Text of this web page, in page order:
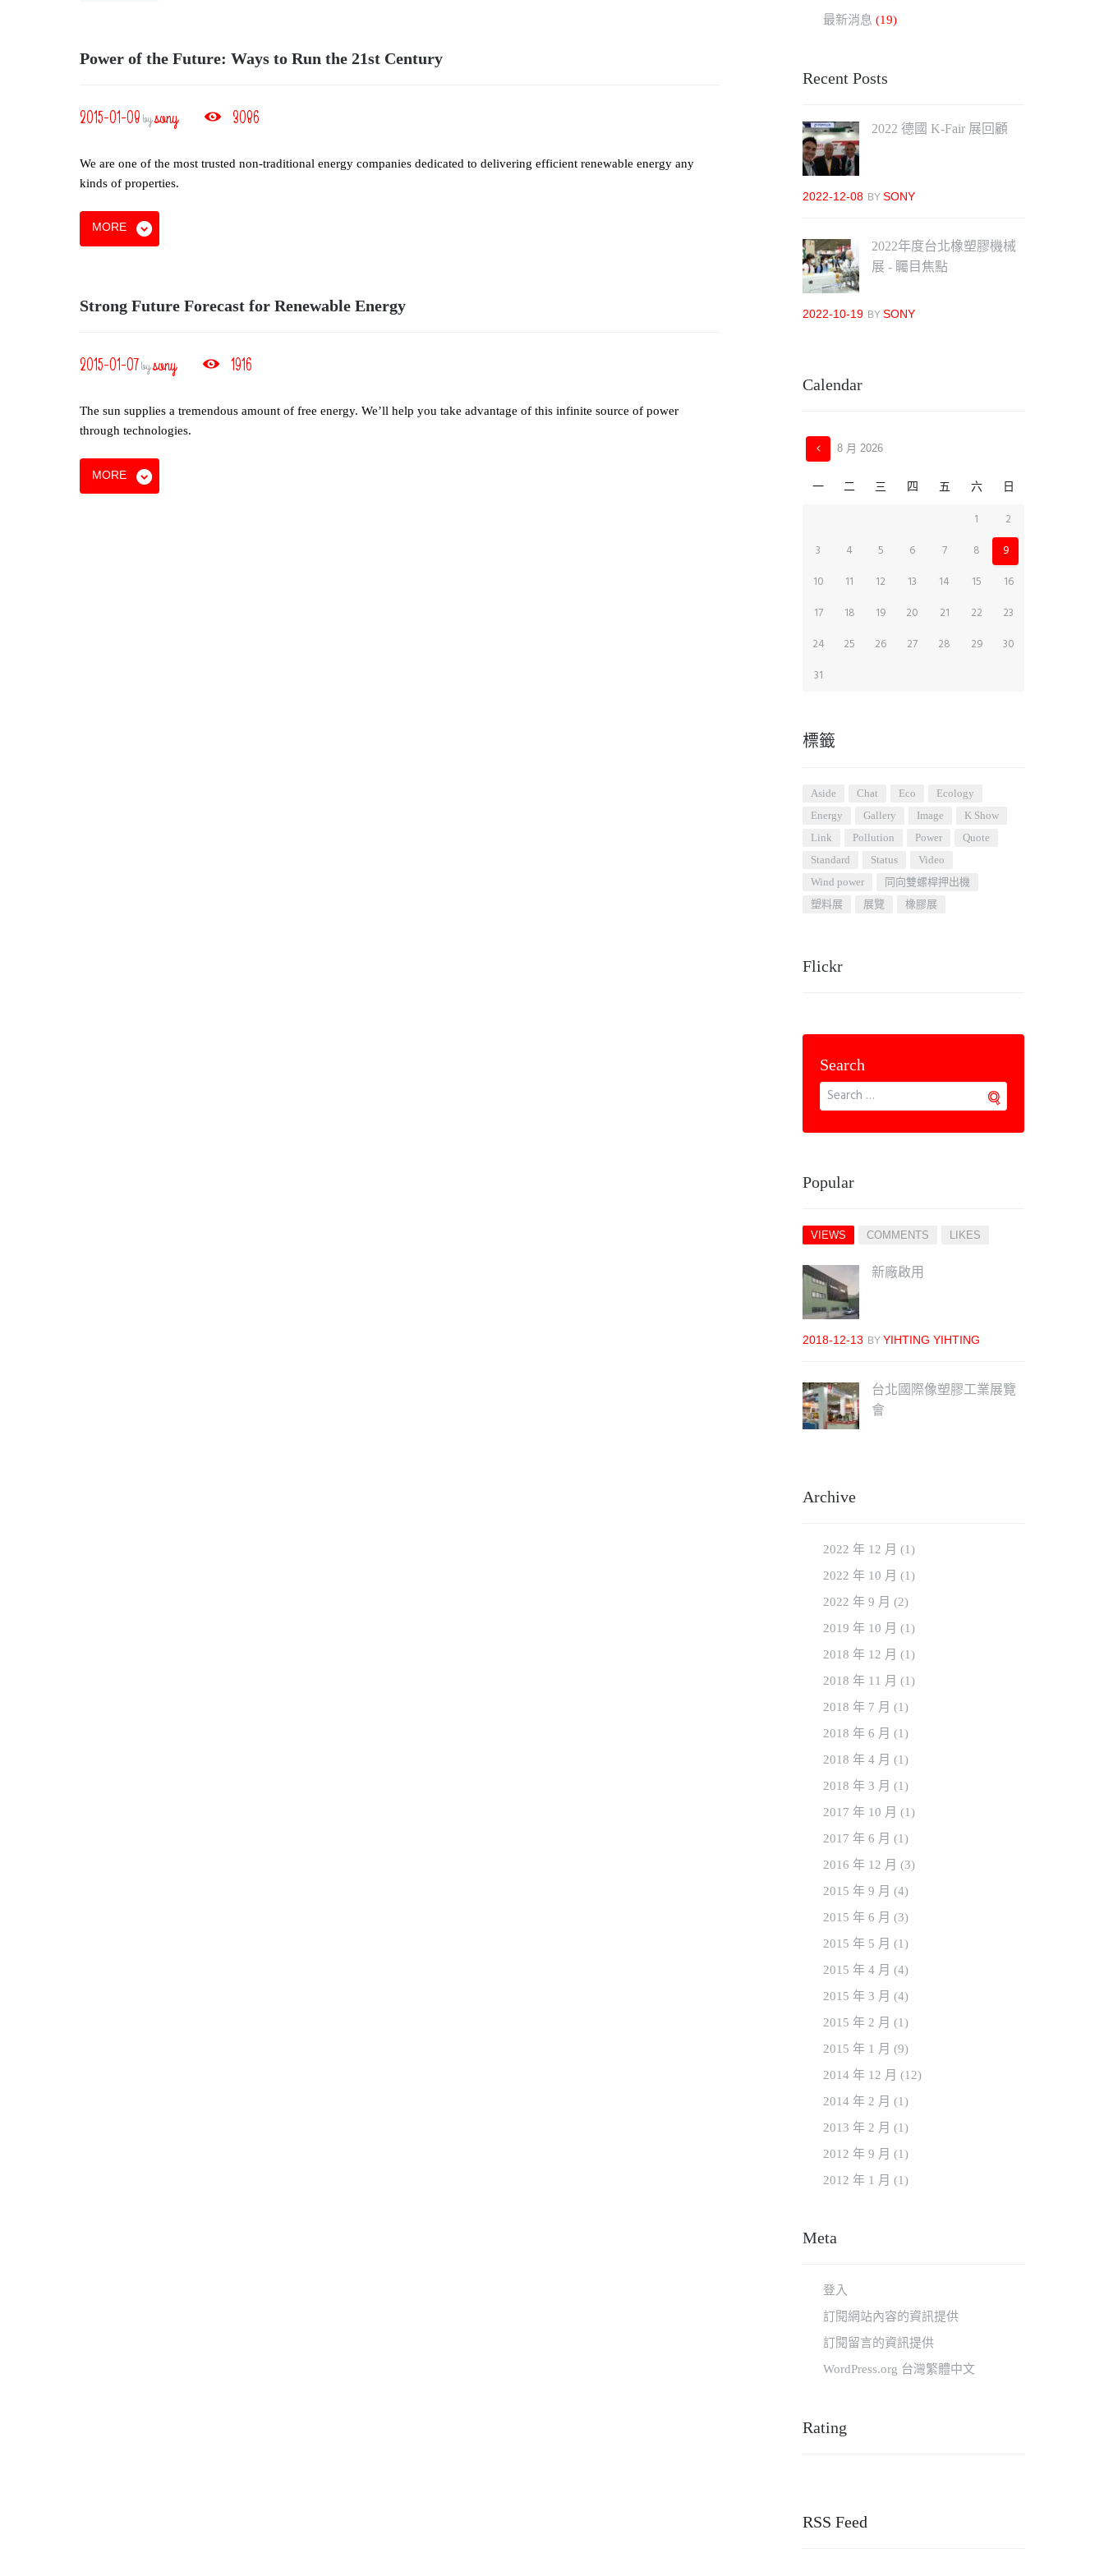
Power of the Future: Ways to Run the 21st Century
2015-01-08 bysony 3086
We are one of the most trusted non-traditional energy companies dedicated to delivering efficient renewable energy any
kinds of properties.
MORE
Strong Future Forecast for Renewable Energy
2015-01-07bysony 1916
The sun supplies a tremendous amount of free energy. We’ll help you take advantage of this infinite source of power
through technologies.
MORE
最新消息 (19)
Recent Posts
2022 德國 K-Fair 展回顧
2022-12-08 BY SONY
2022年度台北橡塑膠機械
展 - 矚目焦點
2022-10-19 BY SONY
Calendar
8 月 2026
一 二 三 四 五 六 日
1
2
3
4 5 6 7 8
9
10
11 12 13 14 15
16
17
18 19 20 21 22
23
24
25 26 27 28 29
30
31
標籤
aside chat eco
ecology
energy
gallery image
K Show
link
pollution power
quote
standard
status
video
wind power
同向雙螺桿押出機
塑料展
展覽 橡膠展
Flickr
Search
Popular
VIEWS COMMENTS LIKES
新廠啟用
2018-12-13 BY YIHTING YIHTING
台北國際像塑膠工業展覽
會
Archive
2022 年 12 月 (1)
2022 年 10 月 (1)
2022 年 9 月 (2)
2019 年 10 月 (1)
2018 年 12 月 (1)
2018 年 11 月 (1)
2018 年 7 月 (1)
2018 年 6 月 (1)
2018 年 4 月 (1)
2018 年 3 月 (1)
2017 年 10 月 (1)
2017 年 6 月 (1)
2016 年 12 月 (3)
2015 年 9 月 (4)
2015 年 6 月 (3)
2015 年 5 月 (1)
2015 年 4 月 (4)
2015 年 3 月 (4)
2015 年 2 月 (1)
2015 年 1 月 (9)
2014 年 12 月 (12)
2014 年 2 月 (1)
2013 年 2 月 (1)
2012 年 9 月 (1)
2012 年 1 月 (1)
Meta
登入
訂閱網站內容的資訊提供
訂閱留言的資訊提供
WordPress.org 台灣繁體中文
Rating
RSS Feed